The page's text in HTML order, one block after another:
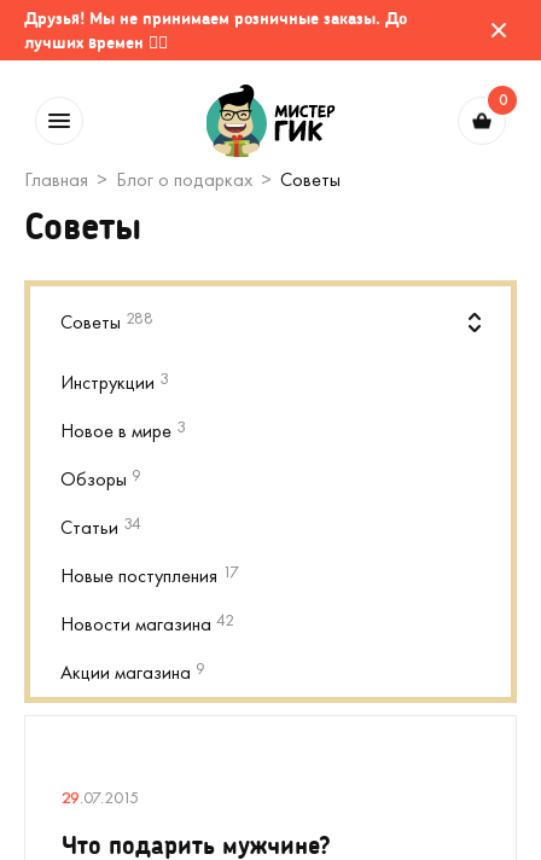
Друзья! Мы не принимаем розничные заказы. До
лучших времен 🤷‍♂️
0
Главная Блог о подарках Советы
Советы
Инструкции 3
Новое в мире 3
Обзоры 9
Статьи 34
Новые поступления 17
Советы 288
Новости магазина 42
Акции магазина 9
29.07.2015
Что подарить мужчине?